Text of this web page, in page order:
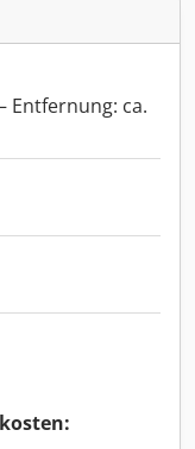
Entfernung: ca.